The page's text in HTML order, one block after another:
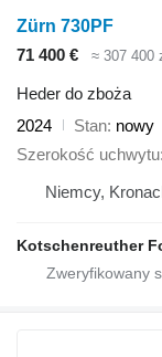
Zürn 730PF
71 400 €
≈ 307 400
Heder do zboża
2024
Stan nowy
Szerokość uchwytu
Niemcy,
Kotschenreuther